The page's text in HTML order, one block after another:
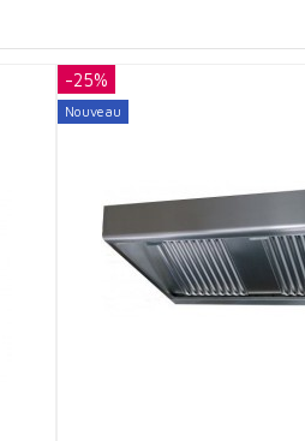
-25%
Nouveau